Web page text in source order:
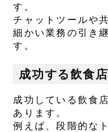
す。
チャットツールや
細かい業務の引き
す。
成功する飲食
成功している飲食
あります。
例えば、段階的な